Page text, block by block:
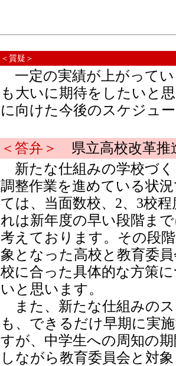
＜質疑＞
一定の実績が上がって
も大いに期待をしたいと
に向けた今後のスケジュ
＜答弁＞ 県立高校改革推
新たな仕組みの学校づ
調整作業を進めている状
ては、当面数校、2、3校
れは新年度の早い段階ま
考えております。その段
象となった高校と教育委
校に合った具体的な方策
いと思います。
また、新たな仕組みの
も、できるだけ早期に実
すが、中学生への周知の
しながら教育委員会と対